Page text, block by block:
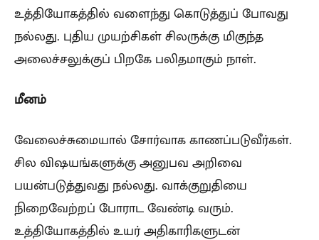
உத்தியோகத்தில் வளைந்து கொடுத்துப் போவது
நல்லது. புதிய முயற்சிகள் சிலருக்கு மிகுந்த
அலைச்சலுக்குப் பிறகே பலிதமாகும் நாள்.
மீனம்
வேலைச்சுமையால் சோர்வாக காணப்படுவீர்கள்.
சில விஷயங்களுக்கு அனுபவ அறிவை
பயன்படுத்துவது நல்லது. வாக்குறுதியை
நிறைவேற்றப் போராட வேண்டி வரும்.
உத்தியோகத்தில் உயர் அதிகாரிகளுடன்